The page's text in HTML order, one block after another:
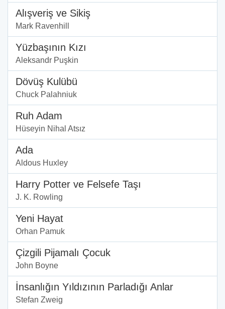
Alışveriş ve Sikiş
Mark Ravenhill
Yüzbaşının Kızı
Aleksandr Puşkin
Dövüş Kulübü
Chuck Palahniuk
Ruh Adam
Hüseyin Nihal Atsız
Ada
Aldous Huxley
Harry Potter ve Felsefe Taşı
J. K. Rowling
Yeni Hayat
Orhan Pamuk
Çizgili Pijamalı Çocuk
John Boyne
İnsanlığın Yıldızının Parladığı Anlar
Stefan Zweig